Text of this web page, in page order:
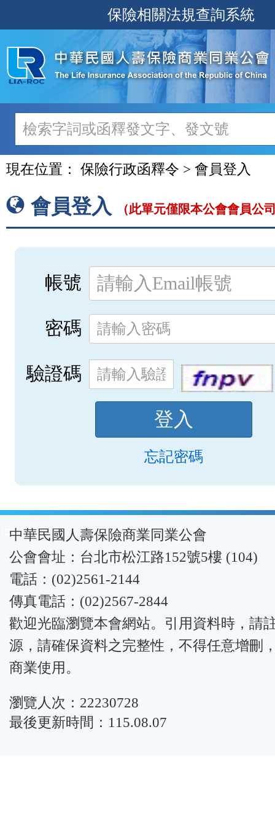
至
主
內
容
保險相關法規查詢系統
現在位置： 保險行政函釋令 > 會員登入
會員登入 （此單元僅限本公會會員公
帳號
密碼
驗證碼
忘記密碼
:::中華民國人壽保險商業同業公會
公會會址：台北市松江路152號5樓 (104)
電話：(02)2561-2144
傳真電話：(02)2567-2844
歡迎光臨瀏覽本會網站。引用資料時，請
源，請確保資料之完整性，不得任意增刪
商業使用。
瀏覽人次：22230728
最後更新時間：115.08.07